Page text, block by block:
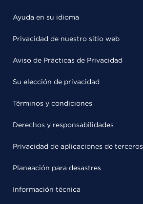
Ayuda en su idioma
Privacidad de nuestro sitio web
Aviso de Prácticas de Privacidad
Su elección de privacidad
Términos y condiciones
Derechos y responsabilidades
Privacidad de aplicaciones de terceros
Planeación para desastres
Información técnica